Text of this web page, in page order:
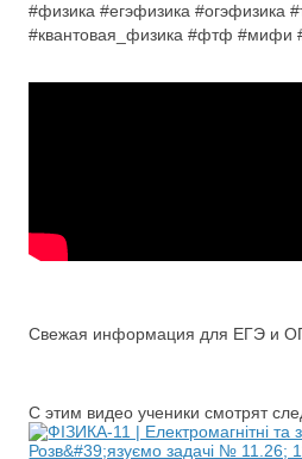
#физика #егэфизика #огэфизика
#квантовая_физика #фтф #мифи
Свежая информация для ЕГЭ и
С этим видео ученики смотрят